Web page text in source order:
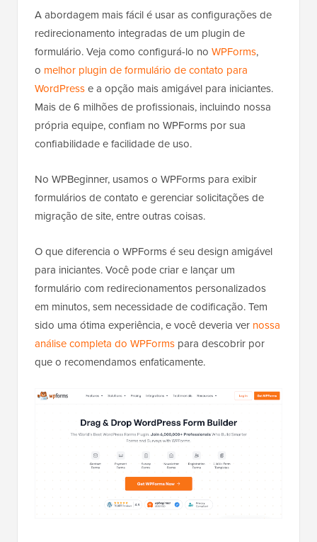
A abordagem mais fácil é usar as configurações de
redirecionamento integradas de um plugin de
formulário. Veja como configurá-lo no WPForms,
o melhor plugin de formulário de contato para
WordPresse a opção mais amigável para iniciantes.
Mais de 6 milhões de profissionais, incluindo nossa
própria equipe, confiam no WPForms por sua
confiabilidade e facilidade de uso.
No WPBeginner, usamos o WPForms para exibir
formulários de contato e gerenciar solicitações de
migração de site, entre outras coisas.
O que diferencia o WPForms é seu design amigável
para iniciantes. Você pode criar e lançar um
formulário com redirecionamentos personalizados
em minutos, sem necessidade de codificação. Tem
sido uma ótima experiência, e você deveria ver nossa
análise completa do WPForms para descobrir por
que o recomendamos enfaticamente.